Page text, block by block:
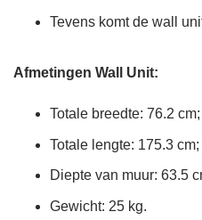
Tevens komt de wall
Afmetingen Wall Unit:
Totale breedte: 76.2 cm;
Totale lengte: 175.3 cm;
Diepte van muur: 63.5
Gewicht: 25 kg.